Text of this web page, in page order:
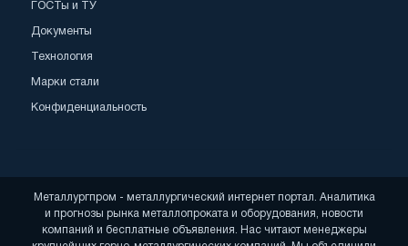
ГОСТы и ТУ
Документы
Технология
Марки стали
Конфиденциальность
Металлургпром - металлургический интернет портал. Аналитика
и прогнозы рынка металлопроката и оборудования, новости
компаний и бесплатные объявления. Нас читают менеджеры